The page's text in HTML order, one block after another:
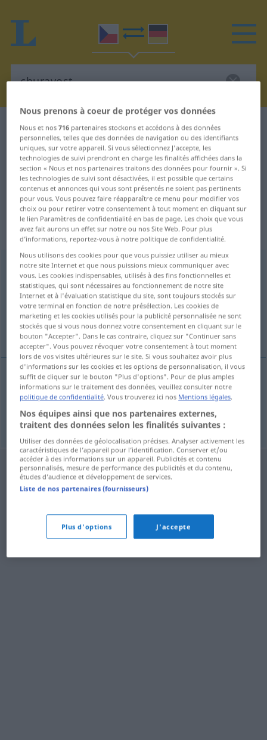
Dictionnaire Tchèque-Allemand churavost
Traduction Tchèque-Allemand de
"churavost"
"churavost" - traduction Allemand
„churavost“: feminin
churavostf
Vue d'ensemble de toutes les traductions
(Pour plus d'informations, cliquez sur/touchez la traduction)
Unpässlichkeit, Indisponiertheit
Unpässlichkeit f churavost
Indisponiertheitf churavost
Nous prenons à coeur de protéger vos données
Nous et nos716 partenaires stockons et accédons à des données
personnelles, telles que des données de navigation ou des identifiants
uniques, sur votre appareil. Si vous sélectionnez J'accepte, les
technologies de suivi prendront en charge les finalités affichées dans la
section « Nous et nos partenaires traitons des données pour fournir ». Si
les technologies de suivi sont désactivées, il est possible que certains
contenus et annonces qui vous sont présentés ne soient pas pertinents
pour vous. Vous pouvez faire réapparaître ce menu pour modifier vos
choix ou pour retirer votre consentement à tout moment en cliquant sur
le lien Paramètres de confidentialité en bas de page. Les choix que vous
avez fait aurons un effet sur notre ou nos Site Web. Pour plus
d’informations, reportez-vous à notre politique de confidentialité.
Nous utilisons des cookies pour que vous puissiez utiliser au mieux
notre site Internet et que nous puissions mieux communiquer avec
vous. Les cookies indispensables, utilisés à des fins fonctionnelles et
statistiques, qui sont nécessaires au fonctionnement de notre site
Internet et à l'évaluation statistique du site, sont toujours stockés sur
votre terminal en fonction de notre présélection. Les cookies de
marketing et les cookies utilisés pour la publicité personnalisée ne sont
stockés que si vous nous donnez votre consentement en cliquant sur le
bouton "Accepter". Dans le cas contraire, cliquez sur "Continuer sans
accepter". Vous pouvez révoquer votre consentement à tout moment
lors de vos visites ultérieures sur le site. Si vous souhaitez avoir plus
d'informations sur les cookies et les options de personnalisation, il vous
suffit de cliquer sur le bouton "Plus d'options". Pour de plus amples
informations sur le traitement des données, veuillez consulter notre
politique de confidentialité. Vous trouverez ici nos Mentions légales.
Nos équipes ainsi que nos partenaires externes,
traitent des données selon les finalités suivantes :
Utiliser des données de géolocalisation précises. Analyser activement les
caractéristiques de l’appareil pour l’identification. Conserver et/ou
accéder à des informations sur un appareil. Publicités et contenu
personnalisés, mesure de performance des publicités et du contenu,
études d’audience et développement de services.
Liste de nos partenaires (fournisseurs)
Plus d'options J'accepte